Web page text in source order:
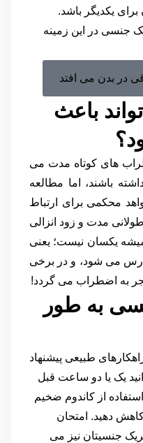
یکدیگر باشد.
جنسی در این زمینه
در بدن می افتد
باعث
های کوتاه مدت می
باشند، اما مطالعه
محکمی برای ارتباط
مدت و زود انزالی
یکسان نیست؛ یعنی
می شود، و در برخی
به اضطراب می گردد!
به طور
طبیعی پیشنهاد
یک یا دو ساعت قبل
استفاده از کاندوم ضخیم
دهید. امتحان
جنسیتان نیز می